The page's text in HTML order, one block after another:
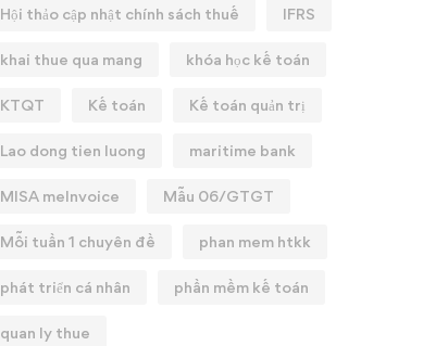
Hội thảo cập nhật chính sách thuế IFRS
khai thue qua mang khóa học kế toán
KTQT Kế toán Kế toán quản trị
Lao dong tien luong maritime bank
MISA meInvoice Mẫu 06/GTGT
Mỗi tuần 1 chuyên đề phan mem htkk
phát triển cá nhân phần mềm kế toán
quan ly thue